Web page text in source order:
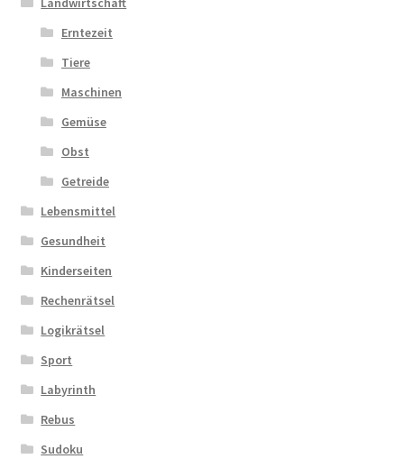
Erntezeit
Tiere
Maschinen
Gemüse
Obst
Getreide
Lebensmittel
Gesundheit
Kinderseiten
Rechenrätsel
Logikrätsel
Sport
Labyrinth
Rebus
Sudoku